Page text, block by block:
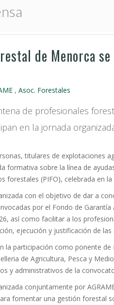
de Menorca
, Asoc. Forestales
de profesionales
en la jornada
titulares de explotaciones
formativa sobre la línea de
forestales (PIFO), celebrada en
con el objetivo de dar a
por el Fondo de
así como facilitar a los
ejecución y justificación de las
la participación como ponente de
de Agricultura, Pesca y
y administrativos de la
conjuntamente por
fomentar una gestión forestal